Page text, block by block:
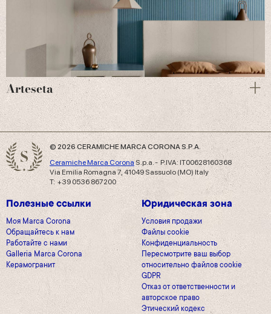
Arteseta
© 2026 CERAMICHE MARCA CORONA S.P.A.
Ceramiche Marca CoronaS.p.a. - P.IVA: IT00628160368
Via Emilia Romagna 7, 41049 Sassuolo (MO) Italy
T: +39 0536 867200
Полезные ссылки
Моя Marca Corona
Обращайтесь к нам
Работайте с нами
Galleria Marca Corona
Керамогранит
Юридическая зона
Условия продажи
Файлы cookie
Конфиденциальность
Пересмотрите ваш выбор
относительно файлов cookie
GDPR
Отказ от ответственности и
авторское право
Этический кодекс